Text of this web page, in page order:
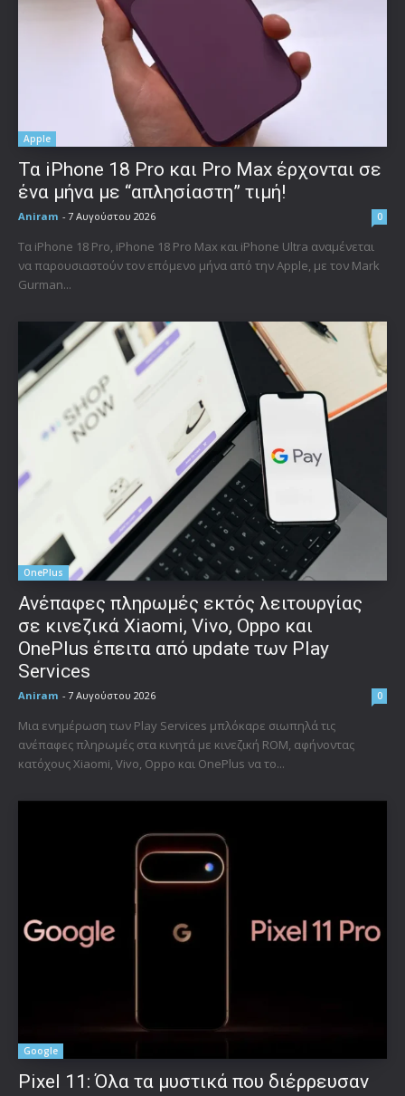
Apple
Τα iPhone 18 Pro και Pro Max έρχονται σε
ένα μήνα με “απλησίαστη” τιμή!
Aniram - 7 Αυγούστου 2026 0
Τα iPhone 18 Pro, iPhone 18 Pro Max και iPhone Ultra αναμένεται
να παρουσιαστούν τον επόμενο μήνα από την Apple, με τον Mark
Gurman...
OnePlus
Ανέπαφες πληρωμές εκτός λειτουργίας
σε κινεζικά Xiaomi, Vivo, Oppo και
OnePlus έπειτα από update των Play
Services
Aniram - 7 Αυγούστου 2026 0
Μια ενημέρωση των Play Services μπλόκαρε σιωπηλά τις
ανέπαφες πληρωμές στα κινητά με κινεζική ROM, αφήνοντας
κατόχους Xiaomi, Vivo, Oppo και OnePlus να το...
Google
Pixel 11: Όλα τα μυστικά που διέρρευσαν